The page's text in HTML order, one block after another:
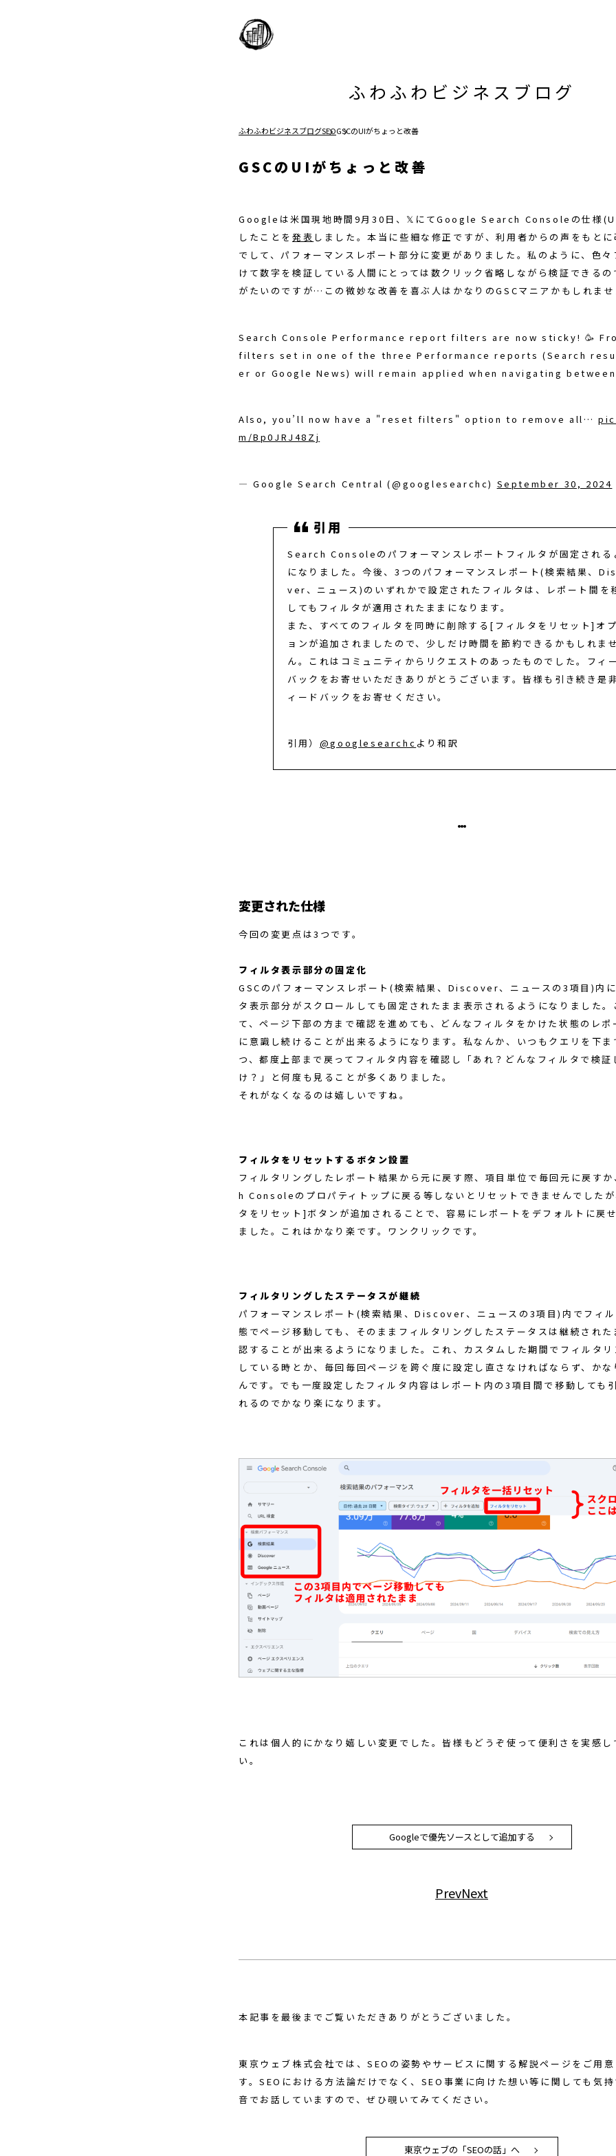
ふわふわビジネスブログ
ふわふわビジネスブログSEOGSCのUIがちょっと改善
GSCのUIがちょっと改善
Googleは米国現地時間9月30日、𝕏にてGoogle Search Consoleの仕様
したことを 発表 しました。本当に些細な修正ですが、利用者からの声をもと
でして、パフォーマンスレポート部分に変更がありました。私のように、色々
けて数字を検証している人間にとっては数クリック省略しながら検証できるの
がたいのですが…この微妙な改善を喜ぶ人はかなりのGSCマニアかもしれませ
Search Console Performance report filters are now sticky! 🥳
filters set in one of the three Performance reports (Search
er or Google News) will remain applied when navigating
Also, you’ll now have a "reset filters" option to remove all…
m/Bp0JRJ48Zj
— Google Search Central (@googlesearchc) September 30, 2024
Search Consoleのパフォーマンスレポートフィルタが固定される
になりました。今後、3つのパフォーマンスレポート(検索結果、
ver、ニュース)のいずれかで設定されたフィルタは、レポート間を
してもフィルタが適用されたままになります。
また、すべてのフィルタを同時に削除する[フィルタをリセット]オ
ョンが追加されましたので、少しだけ時間を節約できるかもしれませ
ん。これはコミュニティからリクエストのあったものでした。フィ
バックをお寄せいただきありがとうございます。皆様も引き続き是
ィードバックをお寄せください。
引用） @googlesearchc より和訳
変更された仕様
今回の変更点は3つです。
フィルタ表示部分の固定化
GSCのパフォーマンスレポート(検索結果、Discover、ニュースの3項目)内
タ表示部分がスクロールしても固定されたまま表示されるようになりました。
て、ページ下部の方まで確認を進めても、どんなフィルタをかけた状態のレポ
に意識し続けることが出来るようになります。私なんか、いつもクエリを下ま
つ、都度上部まで戻ってフィルタ内容を確認し「あれ？どんなフィルタで検証
け？」と何度も見ることが多くありました。
それがなくなるのは嬉しいですね。
フィルタをリセットするボタン設置
フィルタリングしたレポート結果から元に戻す際、項目単位で毎回元に戻す
h Consoleのプロパティトップに戻る等しないとリセットできませんでした
タをリセット]ボタンが追加されることで、容易にレポートをデフォルトに戻
ました。これはかなり楽です。ワンクリックです。
フィルタリングしたステータスが継続
パフォーマンスレポート(検索結果、Discover、ニュースの3項目)内でフィル
態でページ移動しても、そのままフィルタリングしたステータスは継続された
認することが出来るようになりました。これ、カスタムした期間でフィルタリ
している時とか、毎回毎回ページを跨ぐ度に設定し直さなければならず、かな
んです。でも一度設定したフィルタ内容はレポート内の3項目間で移動しても
れるのでかなり楽になります。
これは個人的にかなり嬉しい変更でした。皆様もどうぞ使って便利さを実感し
い。
Googleで優先ソースとして追加する
PrevNext
本記事を最後までご覧いただきありがとうございました。
東京ウェブ株式会社では、SEOの姿勢やサービスに関する解説ページをご用意
す。SEOにおける方法論だけでなく、SEO事業に向けた想い等に関しても気
音でお話していますので、ぜひ覗いてみてください。
東京ウェブの「SEOの話」へ